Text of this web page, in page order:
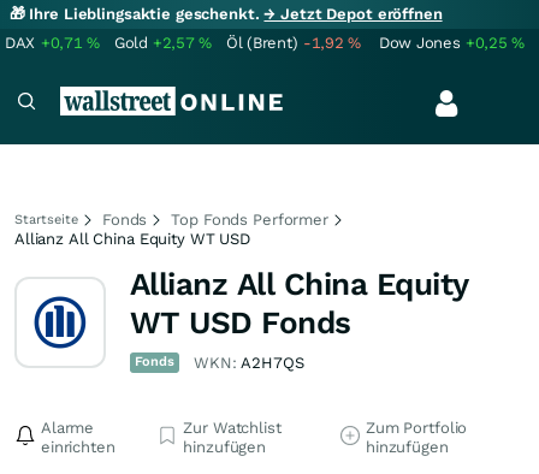
🎁 Ihre Lieblingsaktie geschenkt.→ Jetzt Depot eröffnen
DAX +0,71% Gold +2,57% Öl (Brent) -1,92% Dow Jones +0,25%
Startseite Fonds
Top Fonds Performer
Allianz All China Equity WT USD
Allianz All China Equity
WT USD Fonds
Fonds WKN:A2H7QS
Alarme
einrichten
Zur Watchlist
hinzufügen
Zum Portfolio
hinzufügen